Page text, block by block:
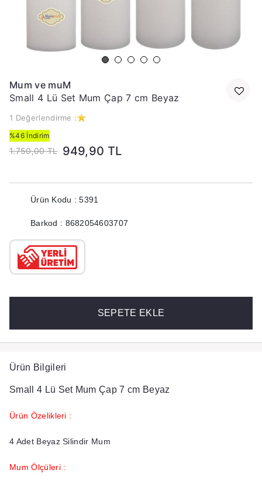
Mum ve muM
Small 4 Lü Set Mum Çap 7 cm Beyaz
1 Değerlendirme :
%46 İndirim
1.750,00 TL 949,90 TL
Ürün Kodu : 5391
Barkod : 8682054603707
SEPETE EKLE
Ürün Bilgileri
Small 4 Lü Set Mum Çap 7 cm Beyaz
Ürün Özelikleri :
4 Adet Beyaz Silindir Mum
Mum Ölçüleri :